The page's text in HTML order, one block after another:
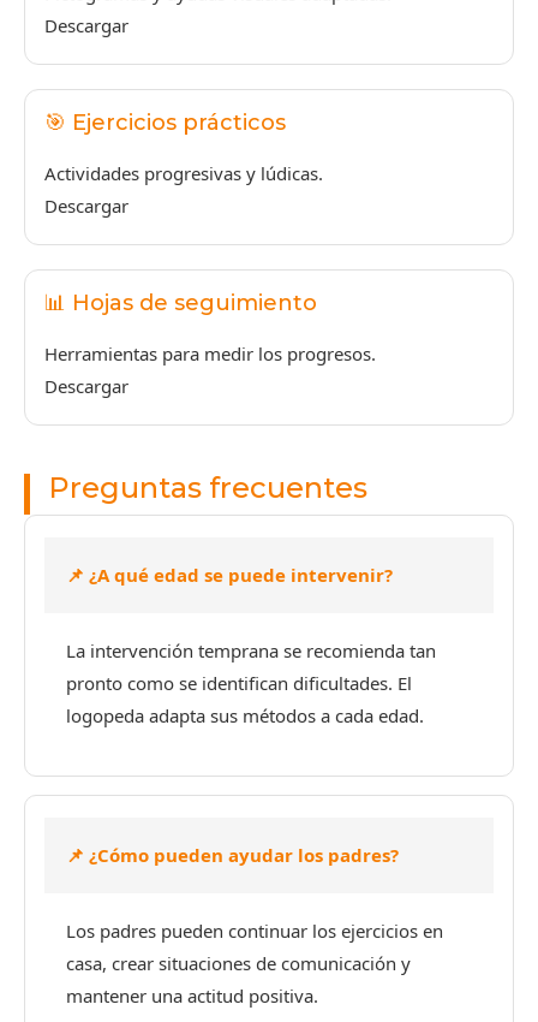
Descargar
🎯 Ejercicios prácticos
Actividades progresivas y lúdicas.
Descargar
📊 Hojas de seguimiento
Herramientas para medir los progresos.
Descargar
Preguntas frecuentes
📌 ¿A qué edad se puede intervenir?
La intervención temprana se recomienda tan
pronto como se identifican dificultades. El
logopeda adapta sus métodos a cada edad.
📌 ¿Cómo pueden ayudar los padres?
Los padres pueden continuar los ejercicios en
casa, crear situaciones de comunicación y
mantener una actitud positiva.